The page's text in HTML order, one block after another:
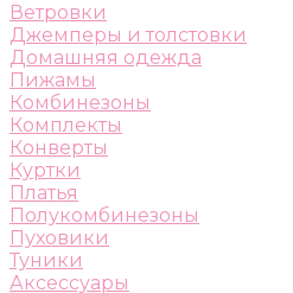
Ветровки
Джемперы и толстовки
Домашняя одежда
Пижамы
Комбинезоны
Комплекты
Конверты
Куртки
Платья
Полукомбинезоны
Пуховики
Туники
Аксессуары